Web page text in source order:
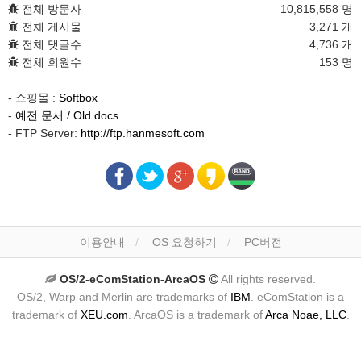
전체 방문자
10,815,558 명
전체 게시물
3,271 개
전체 댓글수
4,736 개
전체 회원수
153 명
- 쇼핑몰 : Softbox
- 예전 문서 / Old docs
- FTP Server: http://ftp.hanmesoft.com
이용안내 OS 요청하기 PC버전
OS/2-eComStation-ArcaOS
All rights reserved.
OS/2, Warp and Merlin are trademarks of IBM . eComStation is a
trademark of XEU.com . ArcaOS is a trademark ofArca Noae, LLC.